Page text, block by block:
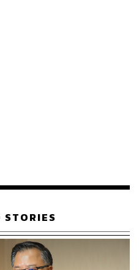
WEALTH
กหรือใช้งานอยู่แล้วได้เลย
STORIES